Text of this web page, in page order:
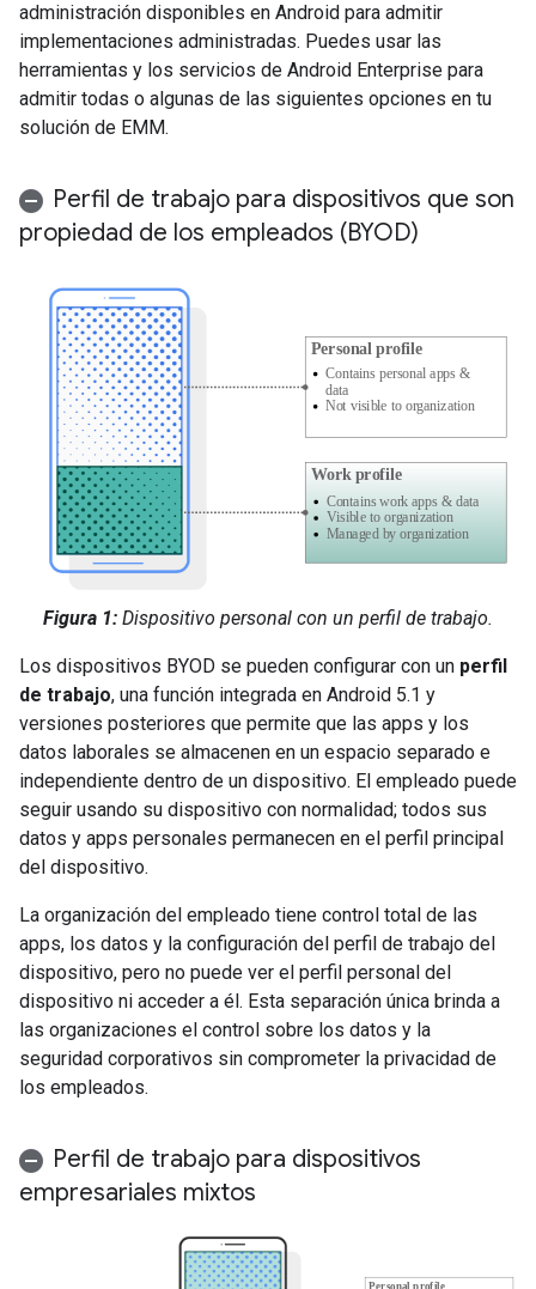
administración disponibles en Android para admitir
implementaciones administradas. Puedes usar las
herramientas y los servicios de Android Enterprise para
admitir todas o algunas de las siguientes opciones en tu
solución de EMM.
Perfil de trabajo para dispositivos que son
propiedad de los empleados (BYOD)
Figura 1: Dispositivo personal con un perfil de trabajo.
Los dispositivos BYOD se pueden configurar con un perfil
de trabajo, una función integrada en Android 5.1 y
versiones posteriores que permite que las apps y los
datos laborales se almacenen en un espacio separado e
independiente dentro de un dispositivo. El empleado puede
seguir usando su dispositivo con normalidad; todos sus
datos y apps personales permanecen en el perfil principal
del dispositivo.
La organización del empleado tiene control total de las
apps, los datos y la configuración del perfil de trabajo del
dispositivo, pero no puede ver el perfil personal del
dispositivo ni acceder a él. Esta separación única brinda a
las organizaciones el control sobre los datos y la
seguridad corporativos sin comprometer la privacidad de
los empleados.
Perfil de trabajo para dispositivos
empresariales mixtos